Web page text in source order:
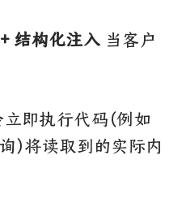
结构化注入当客户
立即执行代码（例如
）将读取到的实际内